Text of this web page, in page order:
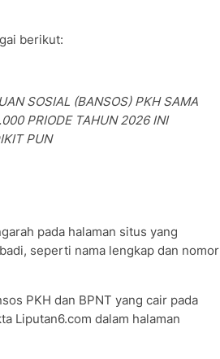
berikut:
SOSIAL (BANSOS) PKH SAMA
PRIODE TAHUN 2026 INI
PUN
pada halaman situs yang
seperti nama lengkap dan nomor
PKH dan BPNT yang cair pada
Liputan6.com dalam halaman